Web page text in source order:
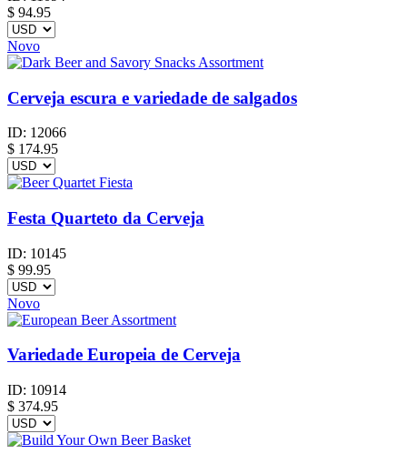
$ 94.95
Novo
Cerveja escura e variedade de salgados
ID: 12066
$ 174.95
Festa Quarteto da Cerveja
ID: 10145
$ 99.95
Novo
Variedade Europeia de Cerveja
ID: 10914
$ 374.95